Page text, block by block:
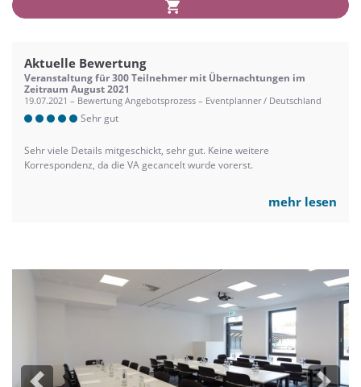
Aktuelle Bewertung
Veranstaltung für 300 Teilnehmer mit Übernachtungen im
Zeitraum August 2021
19.07.2021 – Bewertung Angebotsprozess – Eventplanner / Deutschland
Sehr gut
Sehr viele Details mitgeschickt, sehr gut. Keine weitere
Korrespondenz, da die VA gecancelt wurde vorerst.
mehr lesen